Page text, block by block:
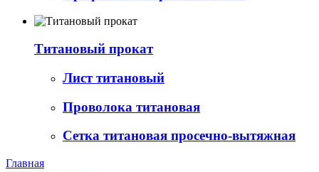
Титановый прокат
Лист титановый
Проволока титановая
Сетка титановая просечно-вытяжная
Главная